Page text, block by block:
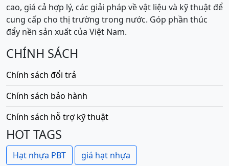
cao, giá cả hợp lý, các giải pháp về vật liệu và kỹ thuật để
cung cấp cho thị trường trong nước. Góp phần thúc
đẩy nền sản xuất của Việt Nam.
CHÍNH SÁCH
Chính sách đổi trả
Chính sách bảo hành
Chính sách hỗ trợ kỹ thuật
HOT TAGS
Hạt nhựa PBT giá hạt nhựa